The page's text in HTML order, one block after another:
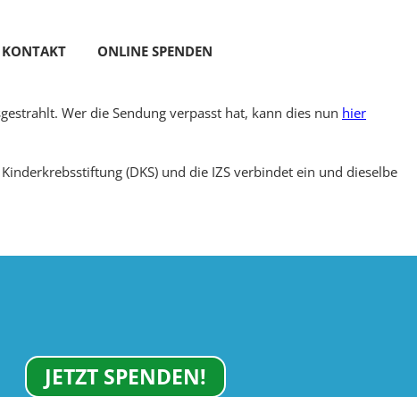
KONTAKT ONLINE SPENDEN
Wer die Sendung verpasst hat, kann dies nun hier
(DKS) und die IZS verbindet ein und dieselbe
JETZT SPENDEN!